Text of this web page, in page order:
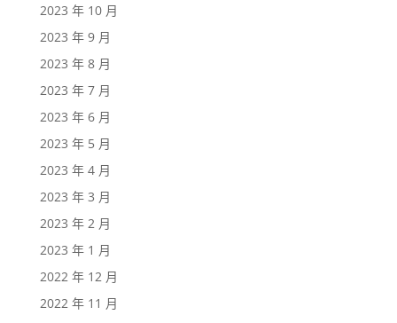
2023 年 10 月
2023 年 9 月
2023 年 8 月
2023 年 7 月
2023 年 6 月
2023 年 5 月
2023 年 4 月
2023 年 3 月
2023 年 2 月
2023 年 1 月
2022 年 12 月
2022 年 11 月